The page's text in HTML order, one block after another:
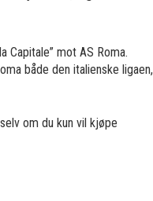
Capitale” mot AS Roma.
både den italienske ligaen,
om du kun vil kjøpe